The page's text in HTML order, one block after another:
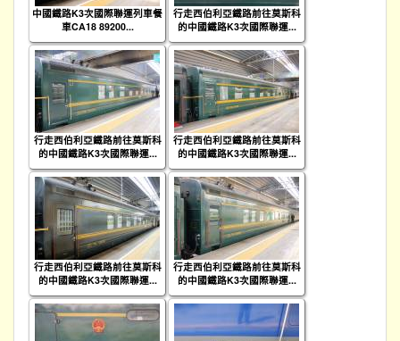
中國鐵路K3次國際聯運列車餐
車CA18 89200...
行走西伯利亞鐵路前往莫斯科
的中國鐵路K3次國際聯運...
行走西伯利亞鐵路前往莫斯科
的中國鐵路K3次國際聯運...
行走西伯利亞鐵路前往莫斯科
的中國鐵路K3次國際聯運...
行走西伯利亞鐵路前往莫斯科
的中國鐵路K3次國際聯運...
行走西伯利亞鐵路前往莫斯科
的中國鐵路K3次國際聯運...